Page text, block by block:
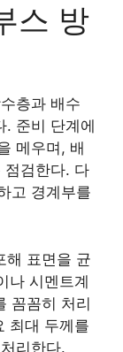
스 방
층과 배수
. 준비 단계에
메우며, 배
점검한다. 다
고 경계부를
해 표면을 균
나 시멘트계
꼼꼼히 처리
최대 두께를
리한다.